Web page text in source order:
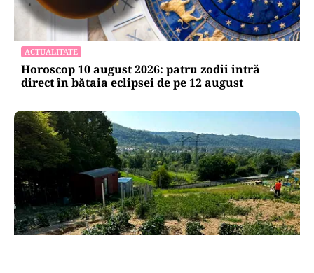
ACTUALITATE
Horoscop 10 august 2026: patru zodii intră
direct în bătaia eclipsei de pe 12 august